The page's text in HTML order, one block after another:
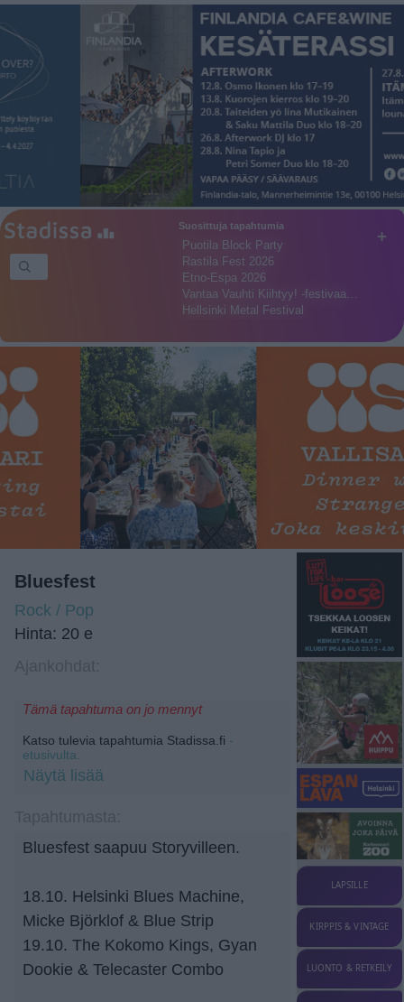
+
Suosittuja tapahtumia
Puotila Block Party
Rastila Fest 2026
Etno-Espa 2026
Vantaa Vauhti Kiihtyy! -festivaa…
Hellsinki Metal Festival
Bluesfest
Rock / Pop
Hinta: 20 e
Tämä tapahtuma on jo mennyt
Katso tulevia tapahtumia Stadissa.fi -
etusivulta.
Näytä lisää
Bluesfest saapuu Storyvilleen.
18.10. Helsinki Blues Machine,
Micke Björklof & Blue Strip
19.10. The Kokomo Kings, Gyan
Dookie & Telecaster Combo
LAPSILLE
KIRPPIS & VINTAGE
LUONTO & RETKEILY